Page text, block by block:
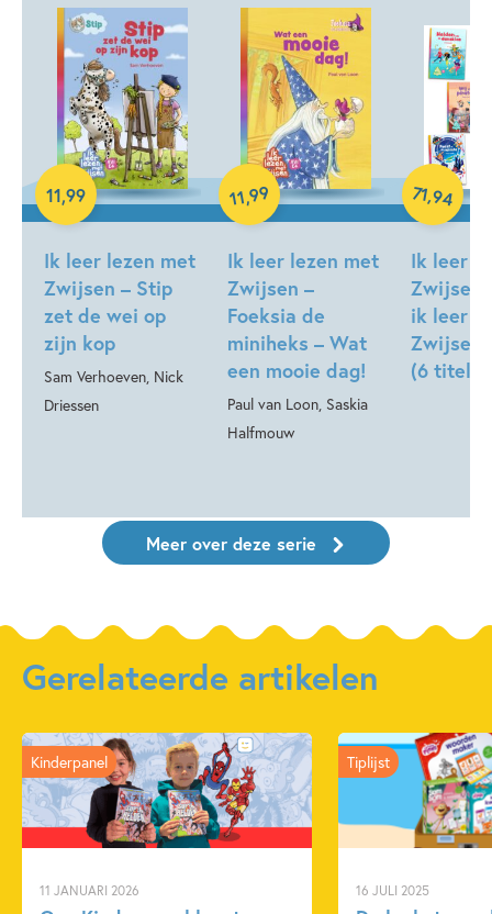
Ik leer lezen met
Zwijsen – Stip
zet de wei op
zijn kop
Sam Verhoeven, Nick
Driessen
11,99
Hardcover
Ik leer lezen met
Zwijsen –
Foeksia de
miniheks – Wat
een mooie dag!
Paul van Loon, Saskia
Halfmouw
11,99
Hardcover
Ik leer
Zwijsen
ik leer
Zwijsen
(6 titels)
71,94
Meer over deze serie
Gerelateerde artikelen
11 JANUARI 2026
Kinderpanel
16 JULI 2025
Tiplijst